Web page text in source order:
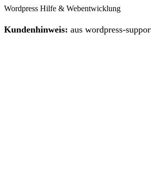
Wordpress Hilfe & Webentwicklung
Kundenhinweis: aus wordpress-